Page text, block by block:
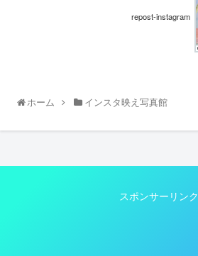
repost-instagram
ホーム インスタ映え写真館
スポンサーリンク